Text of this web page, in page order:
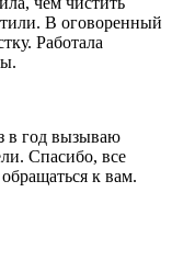
В оговоренный
Работала
в год вызываю
Спасибо, все
к вам.